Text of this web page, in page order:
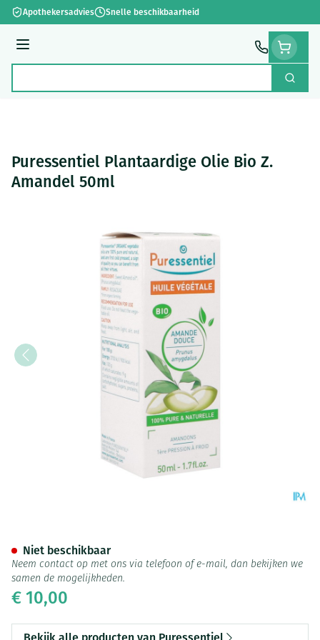
Ga naar de inhoud
Apothekersadvies Snelle beschikbaarheid
Menu
Zoek
Puressentiel Plantaardige Olie Bio Z.
Amandel 50ml
€ 10,00
Niet beschikbaar
Neem contact op met ons via telefoon of e-mail, dan bekijken we
samen de mogelijkheden.